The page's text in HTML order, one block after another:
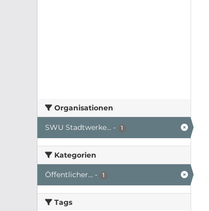
Organisationen
SWU Stadtwerke... - 1
Kategorien
Öffentlicher... - 1
Tags